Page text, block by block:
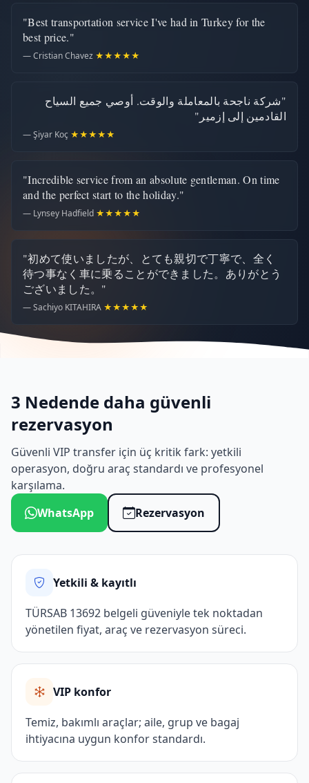
"Best transportation service I've had in Turkey for the
best price."
— Cristian Chavez ★★★★★
"شركة ناجحة بالمعاملة والوقت. أوصي جميع السياح
القادمين إلى إزمير"
— Şiyar Koç ★★★★★
"Incredible service from an absolute gentleman. On time
and the perfect start to the holiday."
— Lynsey Hadfield ★★★★★
"初めて使いましたが、とても親切で丁寧で、全く
待つ事なく車に乗ることができました。ありがとう
ございました。"
— Sachiyo KITAHIRA ★★★★★
3 Nedende daha güvenli
rezervasyon
Güvenli VIP transfer için üç kritik fark: yetkili
operasyon, doğru araç standardı ve profesyonel
karşılama.
WhatsApp
Rezervasyon
Yetkili & kayıtlı
TÜRSAB 13692 belgeli güveniyle tek noktadan
yönetilen fiyat, araç ve rezervasyon süreci.
VIP konfor
Temiz, bakımlı araçlar; aile, grup ve bagaj
ihtiyacına uygun konfor standardı.